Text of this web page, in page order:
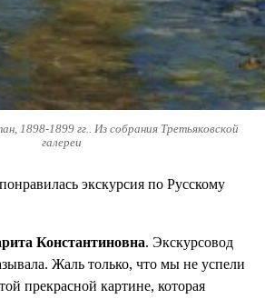
1898-1899 гг.. Из собрания Третьяковской
галереи
экскурсия по Русскому
Константиновна. Экскурсовод
Жаль только, что мы не успели
прекрасной картине, которая